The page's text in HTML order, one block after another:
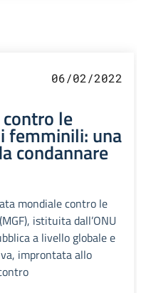
06/02/2022
le
femminili: una
condannare
mondiale contro le
istituita dall’ONU
a livello globale e
improntata allo